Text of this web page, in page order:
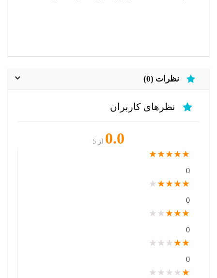
نظرات (0)
نظرهای کاربران
0.0 از 5
★
★
★
★
★
0
★
★
★
★
★
0
★
★
★
★
★
0
★
★
★
★
★
0
★
★
★
★
★